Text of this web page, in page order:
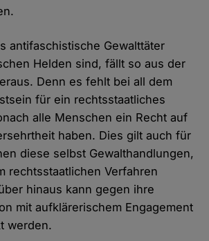
antifaschistische Gewalttäter
Helden sind, fällt so aus der
Denn es fehlt bei all dem
für ein rechtsstaatliches
alle Menschen ein Recht auf
haben. Dies gilt auch für
diese selbst Gewalthandlungen,
rechtsstaatlichen Verfahren
hinaus kann gegen ihre
mit aufklärerischem Engagement
werden.